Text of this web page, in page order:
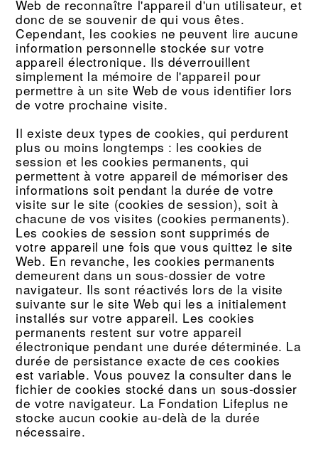
Web de reconnaître l'appareil d'un utilisateur, et
donc de se souvenir de qui vous êtes.
Cependant, les cookies ne peuvent lire aucune
information personnelle stockée sur votre
appareil électronique. Ils déverrouillent
simplement la mémoire de l'appareil pour
permettre à un site Web de vous identifier lors
de votre prochaine visite.
Il existe deux types de cookies, qui perdurent
plus ou moins longtemps : les cookies de
session et les cookies permanents, qui
permettent à votre appareil de mémoriser des
informations soit pendant la durée de votre
visite sur le site (cookies de session), soit à
chacune de vos visites (cookies permanents).
Les cookies de session sont supprimés de
votre appareil une fois que vous quittez le site
Web. En revanche, les cookies permanents
demeurent dans un sous-dossier de votre
navigateur. Ils sont réactivés lors de la visite
suivante sur le site Web qui les a initialement
installés sur votre appareil. Les cookies
permanents restent sur votre appareil
électronique pendant une durée déterminée. La
durée de persistance exacte de ces cookies
est variable. Vous pouvez la consulter dans le
fichier de cookies stocké dans un sous-dossier
de votre navigateur. La Fondation Lifeplus ne
stocke aucun cookie au-delà de la durée
nécessaire.